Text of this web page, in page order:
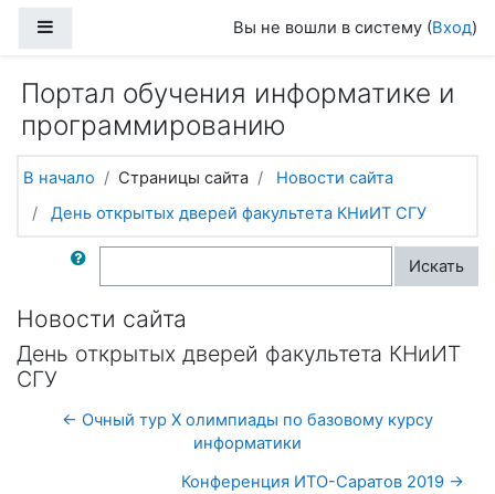
Вы не вошли в систему (Вход)
Портал обучения информатике и
программированию
В начало Страницы сайта
Новости сайта
День открытых дверей факультета КНиИТ СГУ
Поиск по форумам Искать
Новости сайта
День открытых дверей факультета КНиИТ
СГУ
← Очный тур X олимпиады по базовому курсу
информатики
Конференция ИТО-Саратов 2019 →